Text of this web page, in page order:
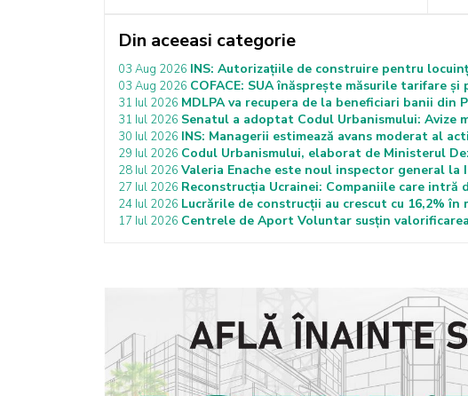
Din aceeasi categorie
03 Aug 2026 INS: Autorizațiile de construire pentru
03 Aug 2026 COFACE: SUA înăsprește măsurile tarifare
31 Iul 2026 MDLPA va recupera de la beneficiari banii
31 Iul 2026 Senatul a adoptat Codul Urbanismului: Avize
30 Iul 2026 INS: Managerii estimează avans moderat al
29 Iul 2026 Codul Urbanismului, elaborat de Ministerul
28 Iul 2026 Valeria Enache este noul inspector general
27 Iul 2026 Reconstrucția Ucrainei: Companiile care intră
24 Iul 2026 Lucrările de construcții au crescut cu 16,2%
17 Iul 2026 Centrele de Aport Voluntar susțin